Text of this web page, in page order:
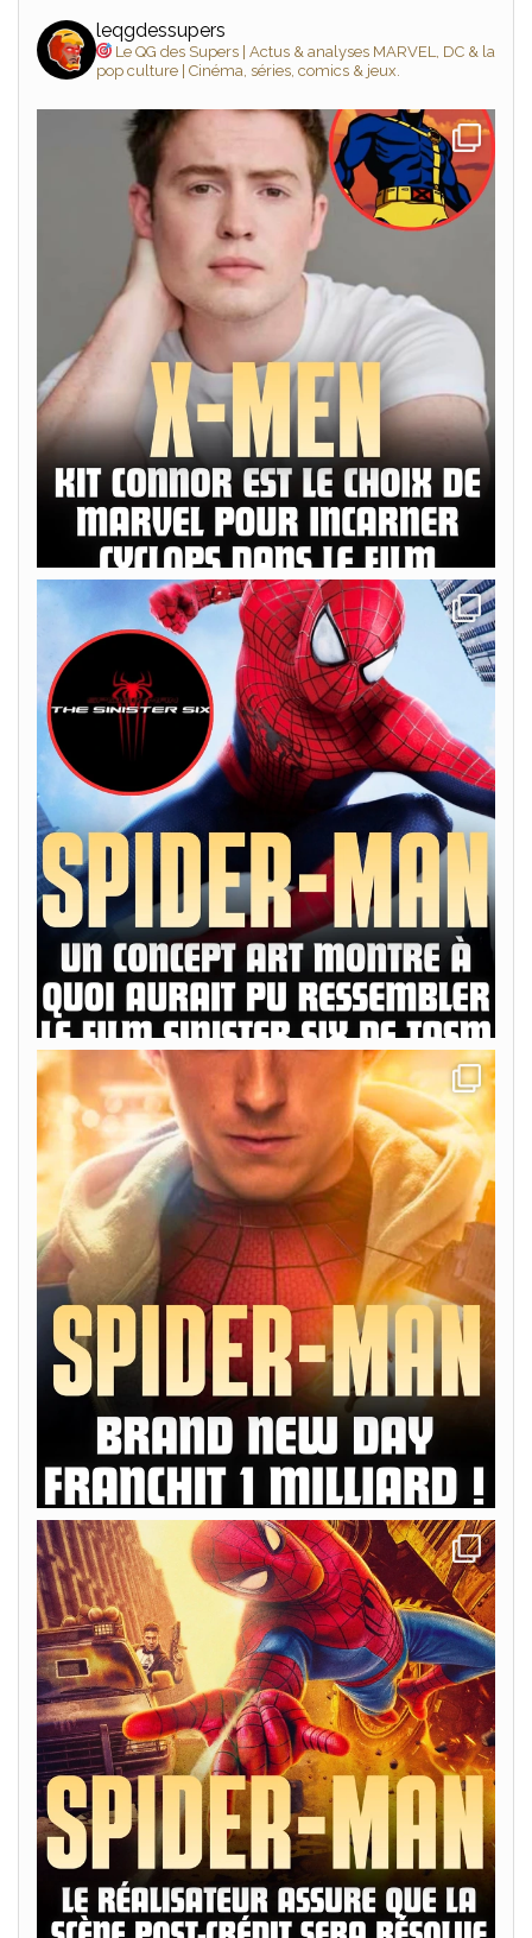
leqgdessupers
Le QG des Supers | Actus & analyses MARVEL, DC & la
pop culture | Cinéma, séries, comics & jeux.